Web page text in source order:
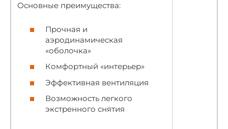
Основные преимущества:
Прочная и
аэродинамическая
«оболочка»
Комфортный «интерьер»
Эффективная вентиляция
Возможность легкого
экстренного снятия